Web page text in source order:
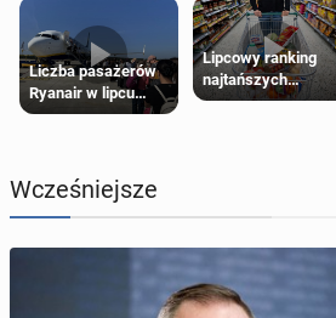
Liczba pasażerów
Ryanair w lipcu
pobiła rekord
Lipcowy ranking
najtańszych
supermarketów
Wcześniejsze